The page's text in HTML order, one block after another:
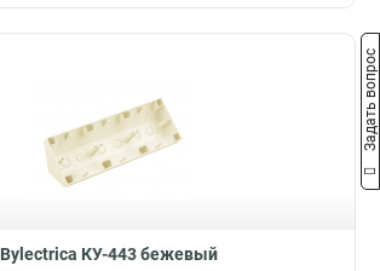
Bylectrica КУ-443 бежевый
Задать вопрос